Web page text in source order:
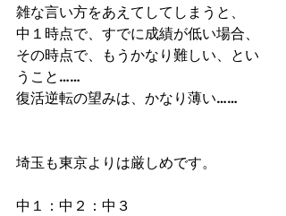
雑な言い方をあえてしてしまうと、
中１時点で、すでに成績が低い場合、
その時点で、もうかなり難しい、とい
うこと……
復活逆転の望みは、かなり薄い……
埼玉も東京よりは厳しめです。
中１：中２：中３